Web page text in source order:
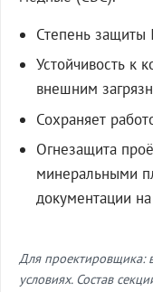
Степень защиты
Устойчивость к
внешним
Сохраняет
Огнезащита
минеральными
документации
Для проектировщика:
условиях. Состав